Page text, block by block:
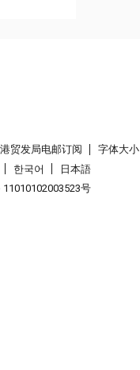
贸发局电邮订阅
字体大小
한국어
日本語
号